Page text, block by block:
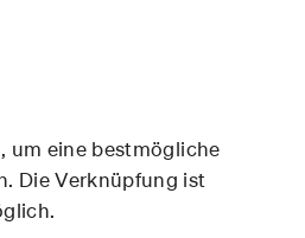
um eine bestmögliche
Die Verknüpfung ist